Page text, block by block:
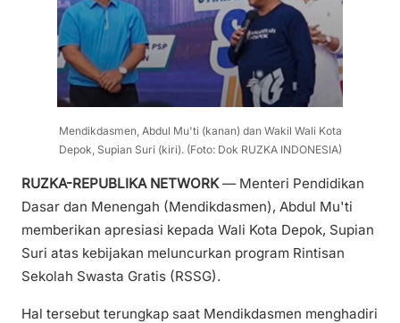
Mendikdasmen, Abdul Mu'ti (kanan) dan Wakil Wali Kota
Depok, Supian Suri (kiri). (Foto: Dok RUZKA INDONESIA)
RUZKA-REPUBLIKA NETWORK— Menteri Pendidikan
Dasar dan Menengah (Mendikdasmen), Abdul Mu'ti
memberikan apresiasi kepada Wali Kota Depok, Supian
Suri atas kebijakan meluncurkan program Rintisan
Sekolah Swasta Gratis (RSSG).
Hal tersebut terungkap saat Mendikdasmen menghadiri